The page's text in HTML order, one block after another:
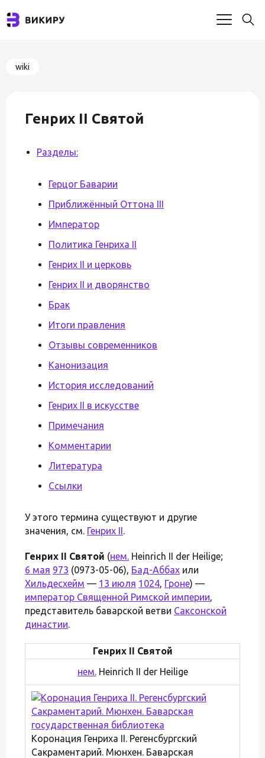
wiki
Генрих II Святой
Разделы:
Герцог Баварии
Приближённый Оттона III
Император
Политика Генриха II
Генрих II и церковь
Генрих II и дворянство
Брак
Итоги правления
Отзывы современников
Канонизация
История исследований
Генрих II в искусстве
Примечания
Комментарии
Литература
Ссылки
У этого термина существуют и другие
значения, см. Генрих II.
Генрих II Святой (нем. Heinrich II der Heilige;
6 мая 973 (0973-05-06), Бад-Аббах или
Хильдесхейм — 13 июля 1024, Гроне) —
император Священной Римской империи,
представитель баварской ветви Саксонской
династии.
Генрих II Святой
нем.Heinrich II der Heilige
Коронация Генриха II. Регенсбургский
Сакраментарий. Мюнхен. Баварская